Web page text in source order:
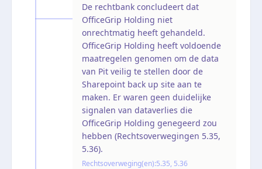
De rechtbank concludeert dat
OfficeGrip Holding niet
onrechtmatig heeft gehandeld.
OfficeGrip Holding heeft voldoende
maatregelen genomen om de data
van Pit veilig te stellen door de
Sharepoint back up site aan te
maken. Er waren geen duidelijke
signalen van dataverlies die
OfficeGrip Holding genegeerd zou
hebben (Rechtsoverwegingen 5.35,
5.36).
Rechtsoverweging(en):5.35, 5.36